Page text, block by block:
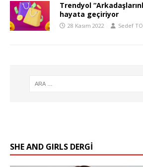
Trendyol
hayata geçiriyor
28 Kasım 2022 Sedef
SHE AND GIRLS DERGİ